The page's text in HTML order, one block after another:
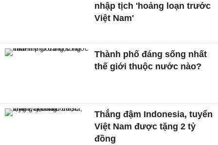
nhập tịch 'hoảng loạn trước
Việt Nam'
Thành phố đáng sống nhất
thế giới thuộc nước nào?
Thắng đậm Indonesia, tuyển
Việt Nam được tặng 2 tỷ
đồng